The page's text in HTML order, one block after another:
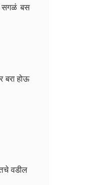
सगळं बस
बरा होऊ
वडील